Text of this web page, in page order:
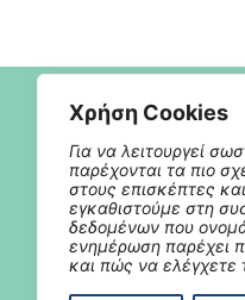
Χρήση Cookies
Για να λειτουργεί
παρέχονται τα πιο
στους επισκέπτες
εγκαθιστούμε στη
δεδομένων που
ενημέρωση παρέχει
και πώς να ελέγχετε